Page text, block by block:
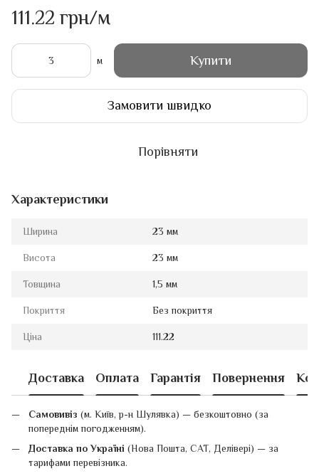
111.22 грн/м
м Купити
Замовити швидко
Порівняти
Характеристики
Ширина 23 мм
Висота 23 мм
Товщина 1,5 мм
Покриття Без покриття
Ціна 111.22
Доставка Оплата Гарантія Повернення
Самовивіз (м. Київ, р-н Шулявка) — безкоштовно (за
попереднім погодженням).
Доставка по Україні (Нова Пошта, САТ, Делівері) — за
тарифами перевізника.